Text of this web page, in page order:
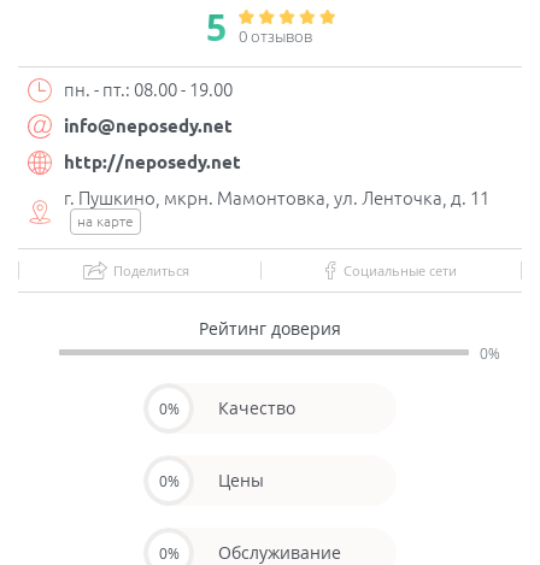
5 0 отзывов
пн. - пт.: 08.00 - 19.00
info@neposedy.net
http://neposedy.net
г. Пушкино, мкрн. Мамонтовка, ул. Ленточка, д. 11
на карте
Поделиться Социальные сети
Рейтинг доверия
0%
0% Качество
0% Цены
0% Обслуживание